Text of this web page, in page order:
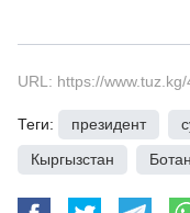
URL: https://www.tuz.kg/
Теги: президент
Кыргызстан